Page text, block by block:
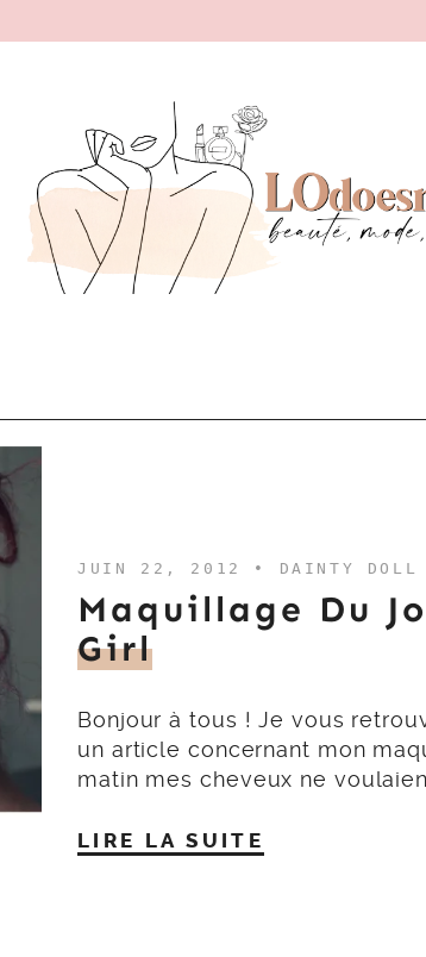
JUIN 22, 2012 • DAINTY DOLL
Maquillage Du
Girl
Bonjour à tous ! Je vous
un article concernant mon
matin mes cheveux ne
LIRE LA SUITE